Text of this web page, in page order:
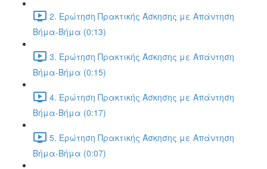
2. Ερώτηση Πρακτικής Άσκησης με Απάντηση
Βήμα-Βήμα (0:13)
3. Ερώτηση Πρακτικής Άσκησης με Απάντηση
Βήμα-Βήμα (0:15)
4. Ερώτηση Πρακτικής Άσκησης με Απάντηση
Βήμα-Βήμα (0:17)
5. Ερώτηση Πρακτικής Άσκησης με Απάντηση
Βήμα-Βήμα (0:07)